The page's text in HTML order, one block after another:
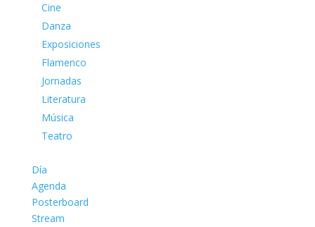
Cine
Danza
Exposiciones
Flamenco
Jornadas
Literatura
Música
Teatro
Día
Agenda
Posterboard
Stream